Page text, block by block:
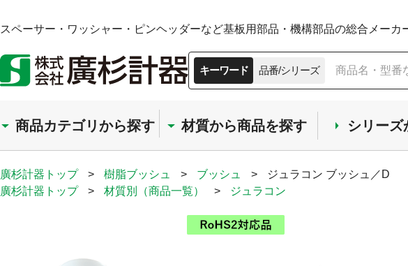
スペーサー・ワッシャー・ピンヘッダーなど基板用部品・機構部品の総合メーカ
キーワード 品番/シリーズ
商品カテゴリから探す 材質から商品を探す シリーズ
廣杉計器トップ > 樹脂ブッシュ > ブッシュ >
ジュラコン ブッシュ／D
廣杉計器トップ
> 材質別（商品一覧） > ジュラコン